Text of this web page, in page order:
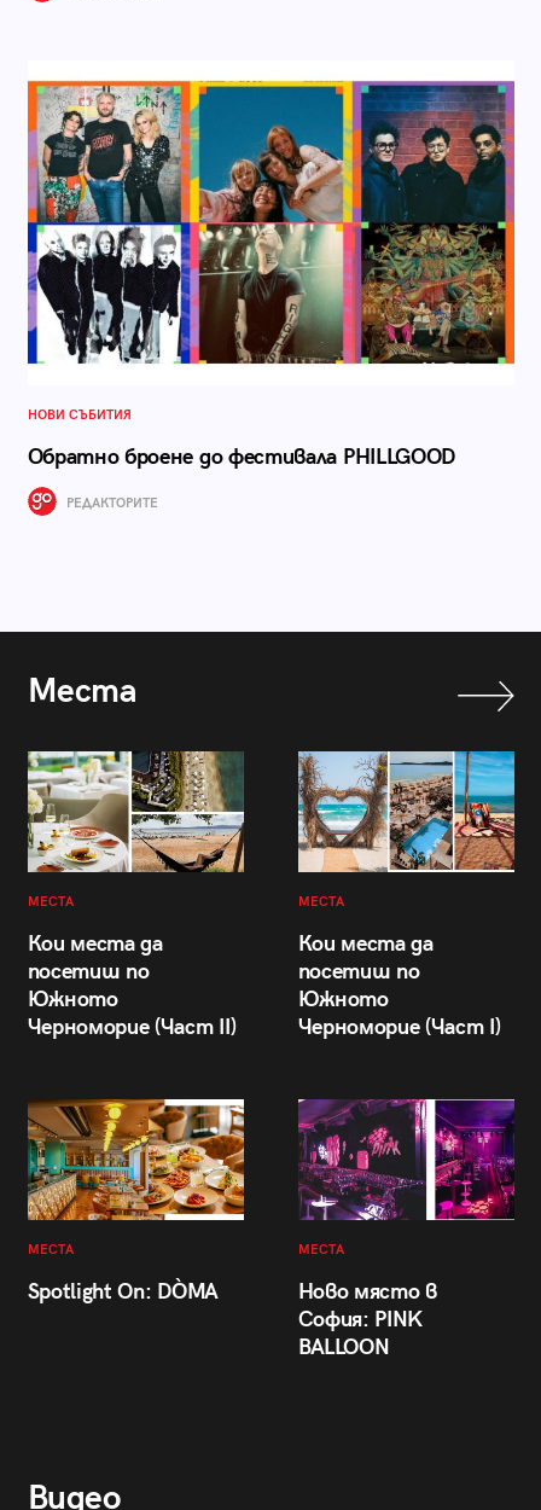
НОВИ СЪБИТИЯ
Обратно броене до фестивала PHILLGOOD
РЕДАКТОРИТЕ
Места
МЕСТА
Кои места да
посетиш по
Южното
Черноморие (Част II)
МЕСТА
Кои места да
посетиш по
Южното
Черноморие (Част I)
МЕСТА
Spotlight On: DÒMA
МЕСТА
Ново място в
София: PINK
BALLOON
Видео